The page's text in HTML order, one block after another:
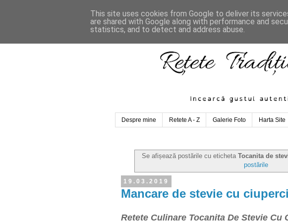
Despre mine Retete A - Z Galerie Foto Harta Site
Se afișează postările cu etichetaTocanita de
postările
19.03.2019
Mancare de stevie cu
Retete Culinare Tocanita De Stevie Cu
This site uses cookies from Google to deliver its
are shared with Google along with performance and
statistics, and to detect and address abuse.